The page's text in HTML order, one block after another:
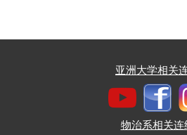
亚洲大学相关
物治系相关连